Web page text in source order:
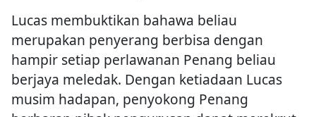
Lucas membuktikan bahawa beliau
merupakan penyerang berbisa dengan
hampir setiap perlawanan Penang beliau
berjaya meledak. Dengan ketiadaan Lucas
musim hadapan, penyokong Penang